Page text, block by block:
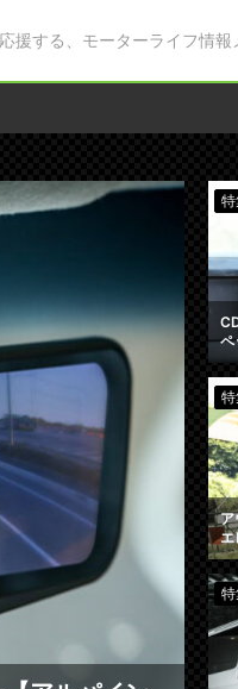
する、モーターライフ情報
ペ
ア
エ